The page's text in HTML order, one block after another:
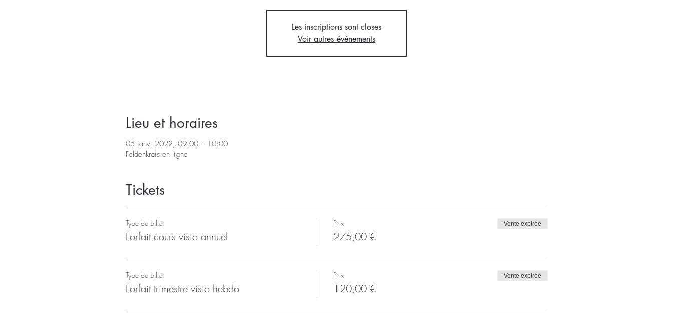
Les inscriptions sont closes
Voir autres événements
Lieu et horaires
05 janv. 2022, 09:00 – 10:00
Feldenkrais en ligne
Tickets
Type de billet
Forfait cours visio annuel
Prix
275,00 €
Vente expirée
Type de billet
Forfait trimestre visio hebdo
Prix
120,00 €
Vente expirée